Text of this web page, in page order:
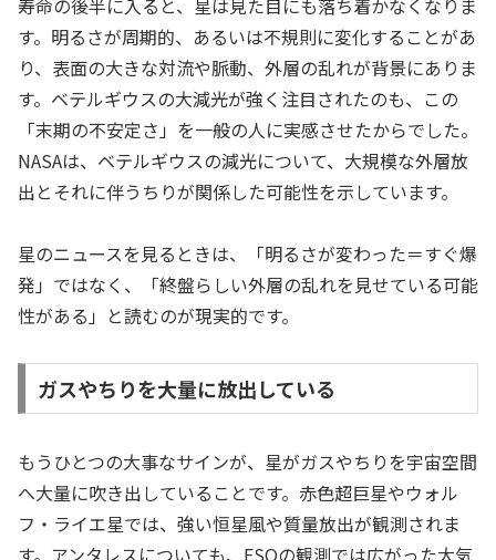
す。明るさが周期的、あるいは不規則に変化することがあ
り、表面の大きな対流や脈動、外層の乱れが背景にありま
す。ベテルギウスの大減光が強く注目されたのも、この
「末期の不安定さ」を一般の人に実感させたからでした。
NASAは、ベテルギウスの減光について、大規模な外層放
出とそれに伴うちりが関係した可能性を示しています。
星のニュースを見るときは、「明るさが変わった＝すぐ爆
発」ではなく、「終盤らしい外層の乱れを見せている可能
性がある」と読むのが現実的です。
ガスやちりを大量に放出している
もうひとつの大事なサインが、星がガスやちりを宇宙空間
へ大量に吹き出していることです。赤色超巨星やウォル
フ・ライエ星では、強い恒星風や質量放出が観測されま
す。アンタレスについても、ESOの観測では広がった大気